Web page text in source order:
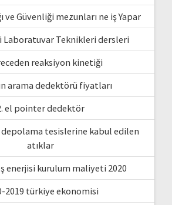
ve Güvenliği mezunları ne iş Yapar
Laboratuvar Teknikleri dersleri
reaksiyon kinetiği
arama dedektörü fiyatları
el pointer dedektör
depolama tesislerine kabul edilen
atıklar
enerjisi kurulum maliyeti 2020
2019 türkiye ekonomisi